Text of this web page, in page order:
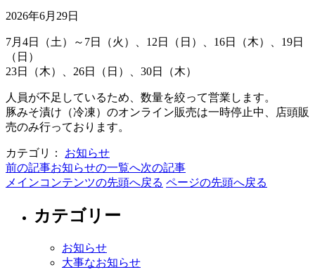
2026年6月29日
7月4日（土）～7日（火）、12日（日）、16日（木）、19日
（日）
23日（木）、26日（日）、30日（木）
人員が不足しているため、数量を絞って営業します。
豚みそ漬け（冷凍）のオンライン販売は一時停止中、店頭販
売のみ行っております。
カテゴリ： お知らせ
前の記事お知らせの一覧へ次の記事
メインコンテンツの先頭へ戻る ページの先頭へ戻る
カテゴリー
お知らせ
大事なお知らせ